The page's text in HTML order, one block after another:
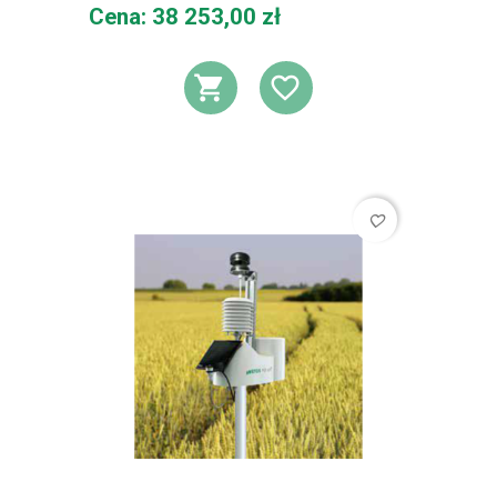
Cena
Cena: 38 253,00 zł
DODAJ DO
DODAJ DO
favorite_border